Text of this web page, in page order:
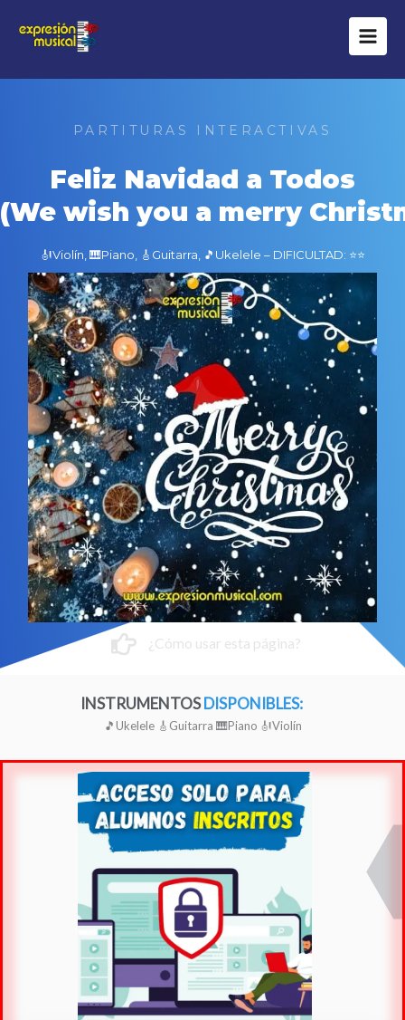
PARTITURAS INTERACTIVAS
Feliz Navidad a Todos
(We wish you a merry
🎻Violín, 🎹Piano, 🎸Guitarra, 🎵Ukelele – DIFICULTAD: ⭐⭐
¿Cómo usar esta página?
INSTRUMENTOS DISPONIBLES:
🎵Ukelele 🎸Guitarra 🎹Piano 🎻Violín